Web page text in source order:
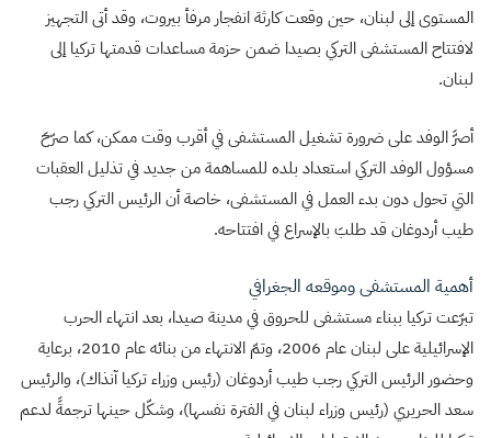
المستوى إلى لبنان، حين وقعت كارثة انفجار مرفأ بيروت، وقد أتى التجهيز
لافتتاح المستشفى التركي بصيدا ضمن حزمة مساعدات قدمتها تركيا إلى
لبنان.
أصرَّ الوفد على ضرورة تشغيل المستشفى في أقرب وقت ممكن، كما صرّحَ
مسؤول الوفد التركي استعداد بلده للمساهمة من جديد في تذليل العقبات
التي تحول دون بدء العمل في المستشفى، خاصة أن الرئيس التركي رجب
طيب أردوغان قد طلبَ بالإسراع في افتتاحه.
أهمية المستشفى وموقعه الجغرافي
تبرّعت تركيا ببناء مستشفى للحروق في مدينة صيدا، بعد انتهاء الحرب
الإسرائيلية على لبنان عام 2006، وتمّ الانتهاء من بنائه عام 2010، برعاية
وحضور الرئيس التركي رجب طيب أردوغان (رئيس وزراء تركيا آنذاك)، والرئيس
سعد الحريري (رئيس وزراء لبنان في الفترة نفسها)، وشكّل حينها ترجمةً لدعم